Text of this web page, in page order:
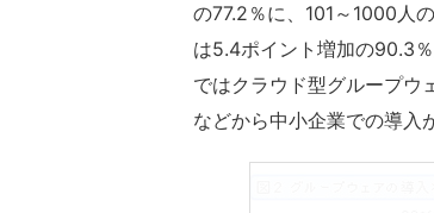
の77.2％に、101～1000人
は5.4ポイント増加の90.3
ではクラウド型グループウ
などから中小企業での導入